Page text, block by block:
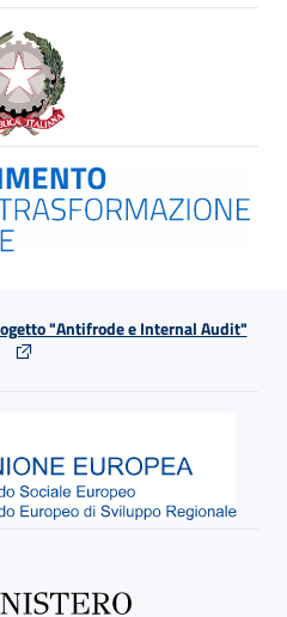
"Antifrode e Internal Audit"